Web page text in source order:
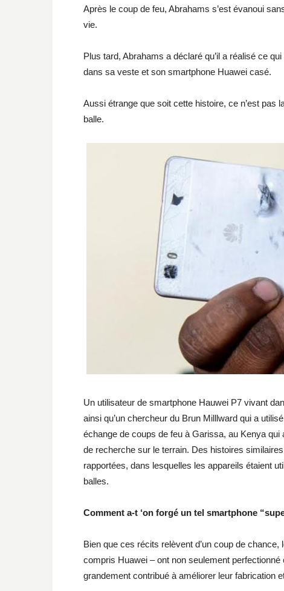
Après le coup de feu, Abrahams s’est évanoui
vie.
Plus tard, Abrahams a déclaré qu’il a réalisé ce
dans sa veste et son smartphone Huawei casé.
Aussi étrange que soit cette histoire, ce n’est pas
balle.
Un utilisateur de smartphone Hauwei P7 vivant
ainsi qu’un chercheur du Brun Milllward qui a
échange de coups de feu à Garissa, au Kenya qui
de recherche sur le terrain. Des histoires
rapportées, dans lesquelles les appareils étaient
balles.
Comment a-t ‘on forgé un tel smartphone
Bien que ces récits relèvent d’un coup de
compris Huawei – ont non seulement
grandement contribué à améliorer leur fabrication